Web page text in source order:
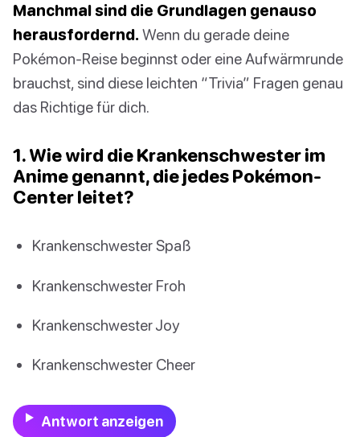
Manchmal sind die Grundlagen genauso
herausfordernd. Wenn du gerade deine
Pokémon-Reise beginnst oder eine Aufwärmrunde
brauchst, sind diese leichten “Trivia” Fragen genau
das Richtige für dich.
1. Wie wird die Krankenschwester im
Anime genannt, die jedes Pokémon-
Center leitet?
Krankenschwester Spaß
Krankenschwester Froh
Krankenschwester Joy
Krankenschwester Cheer
Antwort anzeigen